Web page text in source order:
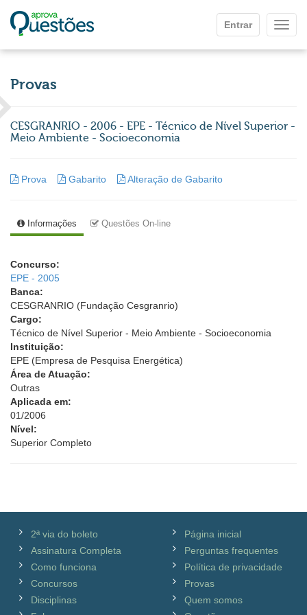
Entrar
Provas
CESGRANRIO - 2006 - EPE - Técnico de Nível Superior -
Meio Ambiente - Socioeconomia
Prova Gabarito Alteração de Gabarito
Informações Questões On-line
Concurso:
EPE - 2005
Banca:
CESGRANRIO (Fundação Cesgranrio)
Cargo:
Técnico de Nível Superior - Meio Ambiente - Socioeconomia
Instituição:
EPE (Empresa de Pesquisa Energética)
Área de Atuação:
Outras
Aplicada em:
01/2006
Nível:
Superior Completo
2ª via do boleto
Assinatura Completa
Como funciona
Concursos
Disciplinas
Página inicial
Perguntas frequentes
Política de privacidade
Provas
Quem somos